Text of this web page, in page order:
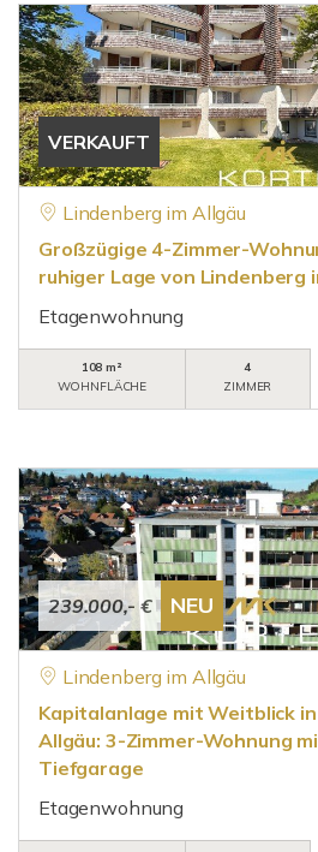
VERKAUFT
Lindenberg im Allgäu
Großzügige 4-Zimmer-
ruhiger Lage von Lindenberg
Etagenwohnung
108 m²
WOHNFLÄCHE
4
ZIMMER
239.000,- € NEU
Lindenberg im Allgäu
Kapitalanlage mit Weitblick
Allgäu: 3-Zimmer-Wohnung
Tiefgarage
Etagenwohnung